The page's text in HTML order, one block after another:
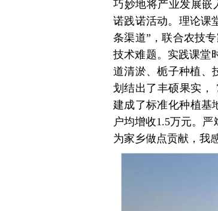
巧妙地将产业发展嵌
诺践诺活动。理论课
条渠道”，联合农技
技术难题。实践课堂
道清淤、栀子种植、
划结出了丰硕果实，
建成了标准化种植基
户均增收1.5万元。
为家乡做点贡献，我